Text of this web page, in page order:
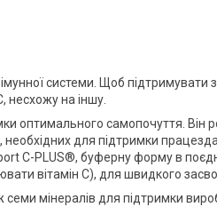
системи. Щоб підтримувати
несхожу на іншу.
оптимального самопочуття. Він
для підтримки
C-PLUS®, буферну форму в
вітамін C), для швидкого
мінералів для підтримки